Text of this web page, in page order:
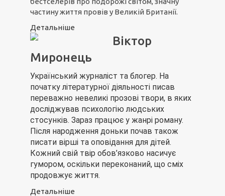
частину життя провів у Великій Британії.
Детальніше
Віктор
Миронець
Український журналіст та блогер. На
початку літературної діяльності писав
переважно невеликі прозові твори, в яких
досліджував психологію людських
стосунків. Зараз працює у жанрі роману.
Після народження доньки почав також
писати вірші та оповідання для дітей.
Кожний свій твір обов’язково насичує
гумором, оскільки переконаний, що сміх
продовжує життя.
Детальніше